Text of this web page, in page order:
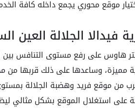
موقع محوري يجمع داخله كافة
فيدالا الجلالة العين
مميزة، وساعدها على ذلك قربها من
على استغلال الموقع بشكل مثالي